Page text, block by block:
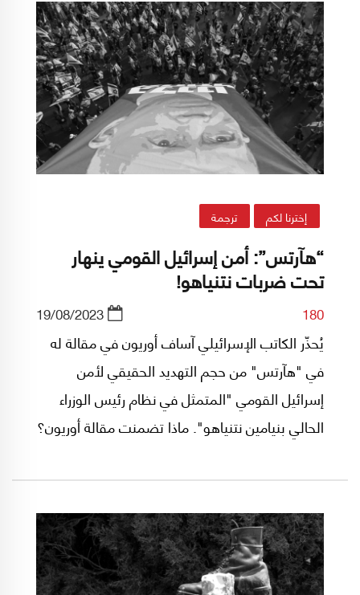
إخترنا لكم ترجمة
“هآرتس”: أمن إسرائيل القومي ينهار
تحت ضربات نتنياهو!
180
19/08/2023
يُحذّر الكاتب الإسرائيلي آساف أوريون في مقالة له
في "هآرتس" من حجم التهديد الحقيقي لأمن
إسرائيل القومي "المتمثل في نظام رئيس الوزراء
الحالي بنيامين نتنياهو". ماذا تضمنت مقالة أوريون؟